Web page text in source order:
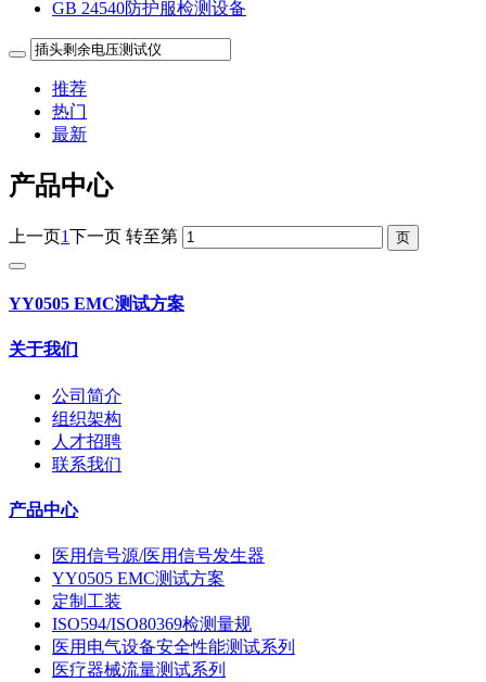
GB 24540防护服检测设备
推荐
热门
最新
产品中心
上一页1下一页 转至第
YY0505 EMC测试方案
关于我们
公司简介
组织架构
人才招聘
联系我们
产品中心
医用信号源/医用信号发生器
YY0505 EMC测试方案
定制工装
ISO594/ISO80369检测量规
医用电气设备安全性能测试系列
医疗器械流量测试系列